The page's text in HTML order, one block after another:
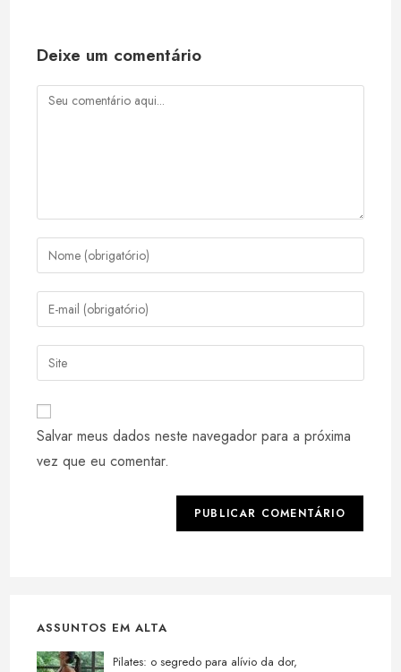
Deixe um comentário
Comentário
Digite
seu
nome
ou
de
usuário
para
comentar
Digite
seu
endereço
de
mail
para
comentar
Digite
o
URL
do
seu
site
Salvar meus dados neste navegador para a próxima
vez que eu comentar.
ASSUNTOS EM ALTA
Pilates: o segredo para alívio da dor,